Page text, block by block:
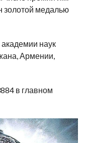
медалью
наук
Армении,
в главном